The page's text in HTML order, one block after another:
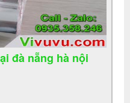
đà nẵng hà nội